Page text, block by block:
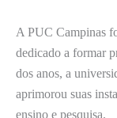
A PUC Campinas
dedicado a formar
dos anos, a
aprimorou suas
ensino e pesquisa.